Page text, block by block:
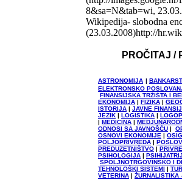
8&sa=N&tab=wi,
Wikipedija- slobodna
(23.03.2008)http://
PROČITAJ /
ASTRONOMIJA |
ELEKTRONSKO
FINANSIJSKA TRŽIŠTA I
EKONOMIJA | FIZIKA |
ISTORIJA | JAVNE
JEZIK | LOGISTIKA |
| MEDICINA |
ODNOSI SA JAVNOŠĆU |
OSNOVI EKONOMIJE |
POLJOPRIVREDA |
PREDUZETNIŠTVO |
PSIHOLOGIJA |
SPOLJNOTRGOVINSKO I
TEHNOLOŠKI SISTEMI |
VETERINA | ŽURNALISTIKA